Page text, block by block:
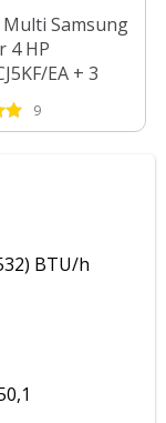
Samsung
4 HP
EA + 3
1 HP - 1.5 HP
9
BTU/h